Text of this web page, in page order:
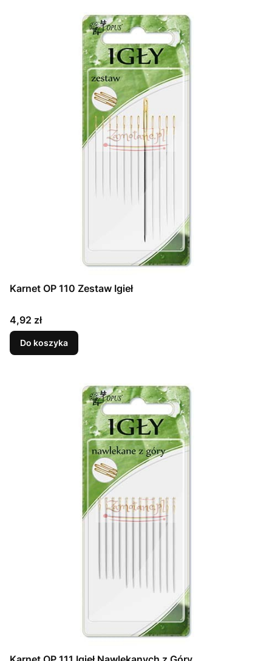
Karnet OP 110 Zestaw Igieł
Cena
4,92 zł
Do koszyka